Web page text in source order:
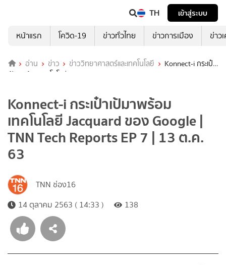
TH
เข้าสู่ระบบ
หน้าแรก
โควิด-19 ข่าวทั่วไทย ข่าวการเมือง ข่าว
อ่าน ข่าว ข่าววิทยาศาสตร์และเทคโนโลยี
Konnect-i กระเป๋า
เป้มาพร้อมเทคโนโลยี Jacquard ของ Google | TNN Tech Reports EP 7
Konnect-i กระเป๋าเป้มาพร้อม
เทคโนโลยี Jacquard ของ Google |
TNN Tech Reports EP 7 | 13 ต.ค.
63
TNN ช่อง16
14 ตุลาคม 2563 ( 14:33 )
138